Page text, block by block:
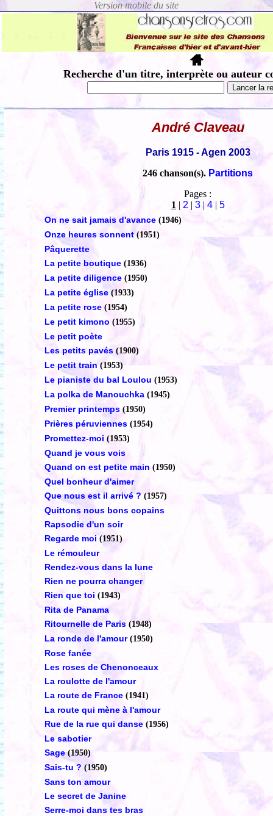
Recherche d'un titre, interprète ou auteur
André Claveau
Paris 1915 - Agen 2003
246 chanson(s). Partitions
Pages :
1 | 2 | 3 | 4 | 5
On ne sait jamais d'avance (1946)
Onze heures sonnent (1951)
Pâquerette
La petite boutique (1936)
La petite diligence (1950)
La petite église (1933)
La petite rose (1954)
Le petit kimono (1955)
Le petit poète
Les petits pavés (1900)
Le petit train (1953)
Le pianiste du bal Loulou (1953)
La polka de Manouchka (1945)
Premier printemps (1950)
Prières péruviennes (1954)
Promettez-moi (1953)
Quand je vous vois
Quand on est petite main (1950)
Quel bonheur d'aimer
Que nous est il arrivé ? (1957)
Quittons nous bons copains
Rapsodie d'un soir
Regarde moi (1951)
Le rémouleur
Rendez-vous dans la lune
Rien ne pourra changer
Rien que toi (1943)
Rita de Panama
Ritournelle de Paris (1948)
La ronde de l'amour (1950)
Rose fanée
Les roses de Chenonceaux
La roulotte de l'amour
La route de France (1941)
La route qui mène à l'amour
Rue de la rue qui danse (1956)
Le sabotier
Sage (1950)
Sais-tu ? (1950)
Sans ton amour
Le secret de Janine
Serre-moi dans tes bras